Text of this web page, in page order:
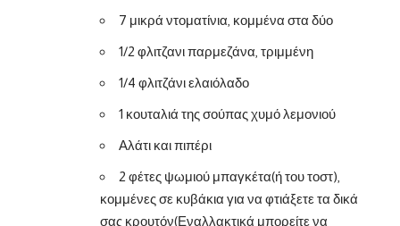
7 μικρά ντοματίνια, κομμένα στα δύο
1/2 φλιτζανι παρμεζάνα, τριμμένη
1/4 φλιτζάνι ελαιόλαδο
1 κουταλιά της σούπας χυμό λεμονιού
Αλάτι και πιπέρι
2 φέτες ψωμιού μπαγκέτα(ή του τοστ),
κομμένες σε κυβάκια για να φτιάξετε τα δικά
σας κρουτόν(Εναλλακτικά μπορείτε να